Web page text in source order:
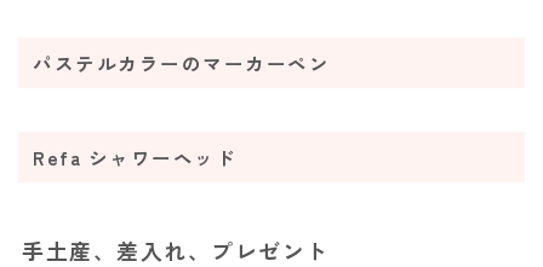
パステルカラーのマーカーペン
Refa シャワーヘッド
手土産、差入れ、プレゼント